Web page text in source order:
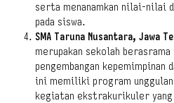
serta menanamkan nilai-nilai
pada siswa.
SMA Taruna Nusantara, Jawa
merupakan sekolah
pengembangan
ini memiliki program unggulan
kegiatan ekstrakurikuler yang